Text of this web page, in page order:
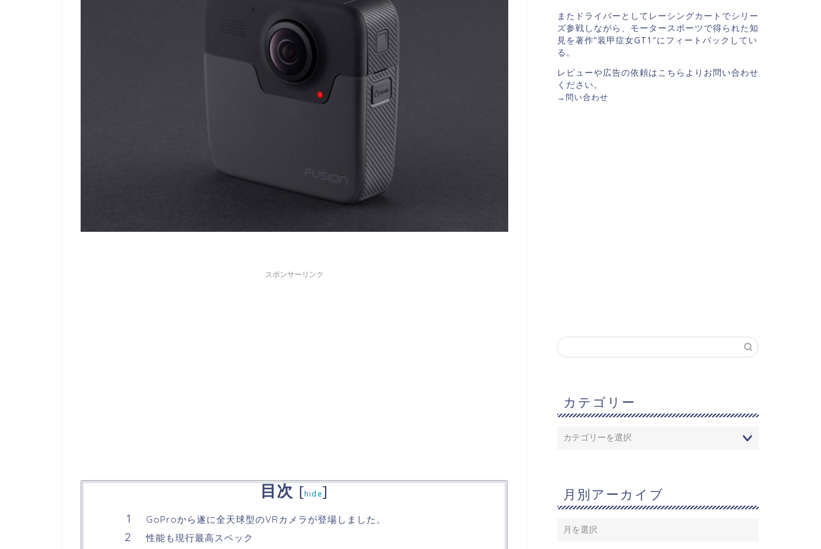
スポンサーリンク
目次 [hide]
GoProから遂に全天球型のVRカメラが登場しました。
性能も現行最高スペック
またドライバーとしてレーシングカートでシリー
ズ参戦しながら、モータースポーツで得られた知
見を著作”装甲症女GT1″にフィートバックしてい
る。
レビューや広告の依頼はこちらよりお問い合わせ
ください。
→問い合わせ
カテゴリー
月別アーカイブ